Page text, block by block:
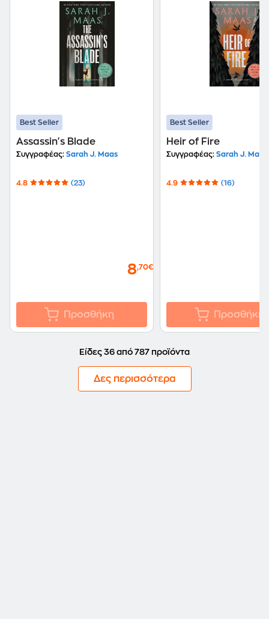
Best Seller
Assassin's Blade
Συγγραφέας: Sarah J. Maas
4.8 (23)
8,70€
Προσθήκη
Best Seller
Heir of Fire
Συγγραφέας: Sarah J. Maas
4.9 (16)
Προσθήκη
Είδες 36 από 787 προϊόντα
Δες περισσότερα